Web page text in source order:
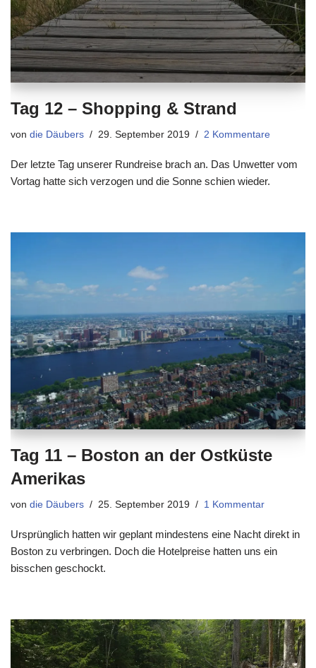
Tag 12 – Shopping & Strand
von die Däubers 29. September 2019 2 Kommentare
Der letzte Tag unserer Rundreise brach an. Das Unwetter vom
Vortag hatte sich verzogen und die Sonne schien wieder.
Tag 11 – Boston an der Ostküste
Amerikas
von die Däubers 25. September 2019 1 Kommentar
Ursprünglich hatten wir geplant mindestens eine Nacht direkt in
Boston zu verbringen. Doch die Hotelpreise hatten uns ein
bisschen geschockt.